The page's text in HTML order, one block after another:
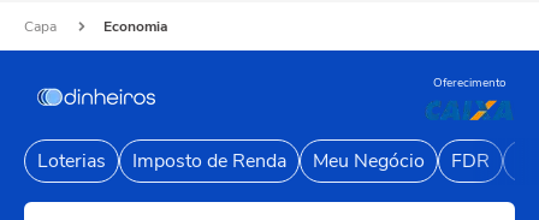
Capa Economia
Oferecimento
Loterias Imposto de Renda Meu Negócio FDR